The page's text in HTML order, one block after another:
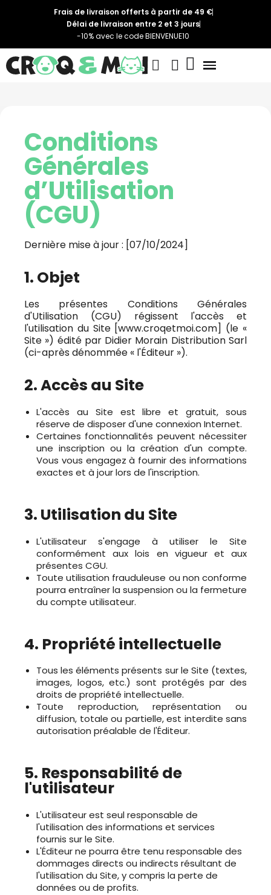
Frais de livraison offerts à partir de 49 €
Délai de livraison entre 2 et 3 jours
-10% avec le code BIENVENUE10
Conditions
Générales
d’Utilisation
(CGU)
Dernière mise à jour : [07/10/2024]
1. Objet
Les présentes Conditions Générales
d'Utilisation (CGU) régissent l'accès et
l'utilisation du Site [www.croqetmoi.com] (le «
Site ») édité par Didier Morain Distribution Sarl
(ci-après dénommée « l'Éditeur »).
2. Accès au Site
L'accès au Site est libre et gratuit, sous
réserve de disposer d'une connexion Internet.
Certaines fonctionnalités peuvent nécessiter
une inscription ou la création d'un compte.
Vous vous engagez à fournir des informations
exactes et à jour lors de l'inscription.
3. Utilisation du Site
L'utilisateur s'engage à utiliser le Site
conformément aux lois en vigueur et aux
présentes CGU.
Toute utilisation frauduleuse ou non conforme
pourra entraîner la suspension ou la fermeture
du compte utilisateur.
4. Propriété intellectuelle
Tous les éléments présents sur le Site (textes,
images, logos, etc.) sont protégés par des
droits de propriété intellectuelle.
Toute reproduction, représentation ou
diffusion, totale ou partielle, est interdite sans
autorisation préalable de l'Éditeur.
5. Responsabilité de
l'utilisateur
L'utilisateur est seul responsable de
l'utilisation des informations et services
fournis sur le Site.
L'Éditeur ne pourra être tenu responsable des
dommages directs ou indirects résultant de
l'utilisation du Site, y compris la perte de
données ou de profits.